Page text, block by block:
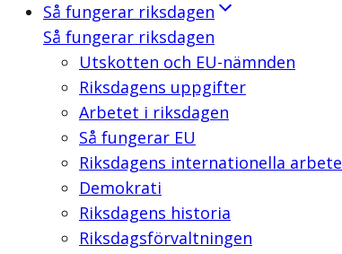
Så fungerar riksdagen
Så fungerar riksdagen
Utskotten och EU-nämnden
Riksdagens uppgifter
Arbetet i riksdagen
Så fungerar EU
Riksdagens internationella arbete
Demokrati
Riksdagens historia
Riksdagsförvaltningen